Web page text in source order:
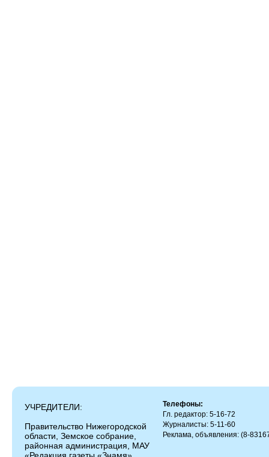
УЧРЕДИТЕЛИ:
Правительство Нижегородской
области, Земское собрание,
районная администрация, МАУ
Телефоны:
Гл. редактор: 5-16-72
Журналисты: 5-11-60
Реклама, объявления: (8-